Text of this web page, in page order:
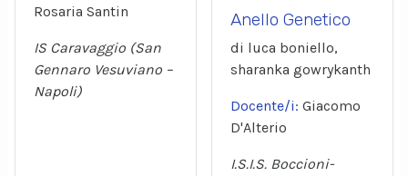
Rosaria Santin
IS Caravaggio (San
Gennaro Vesuviano –
Napoli)
Anello Genetico
di luca boniello,
sharanka gowrykanth
Docente/i: Giacomo
D'Alterio
I.S.I.S. Boccioni-